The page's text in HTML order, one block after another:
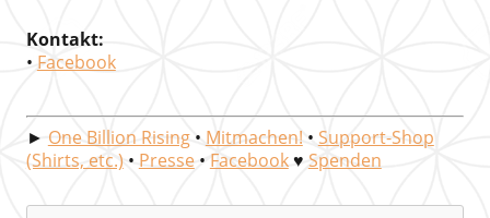
Kontakt:
• Facebook
► One Billion Rising• Mitmachen! • Support-Shop
(Shirts, etc.)• Presse• Facebook♥ Spenden